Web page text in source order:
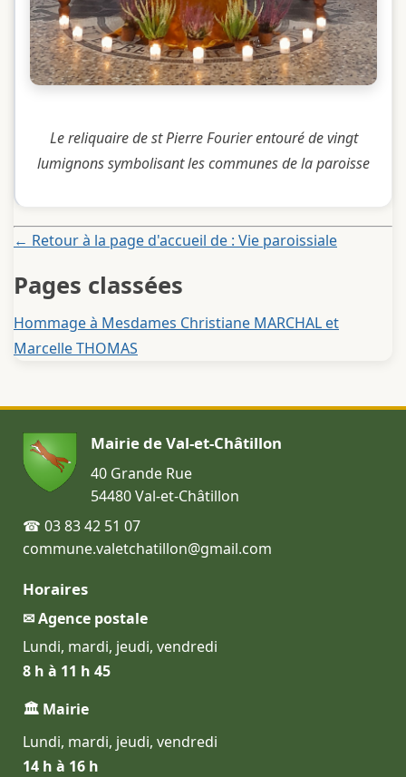
Le reliquaire de st Pierre Fourier entouré de vingt
lumignons symbolisant les communes de la paroisse
← Retour à la page d'accueil de : Vie paroissiale
Pages classées
Hommage à Mesdames Christiane MARCHAL et
Marcelle THOMAS
Mairie de Val-et-Châtillon
40 Grande Rue
54480 Val-et-Châtillon
☎ 03 83 42 51 07
commune.valetchatillon@gmail.com
Horaires
✉ Agence postale
Lundi, mardi, jeudi, vendredi
8 h à 11 h 45
🏛 Mairie
Lundi, mardi, jeudi, vendredi
14 h à 16 h